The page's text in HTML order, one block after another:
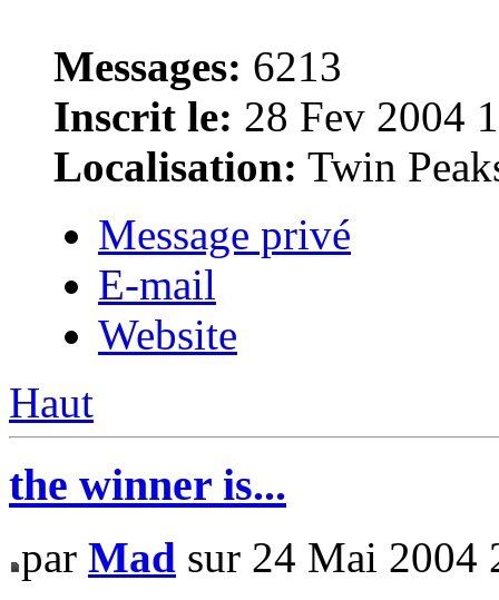
Messages: 6213
Inscrit le: 28 Fev 2004
Localisation: Twin
Message privé
E-mail
Website
Haut
the winner is...
par Mad sur 24 Mai 2004